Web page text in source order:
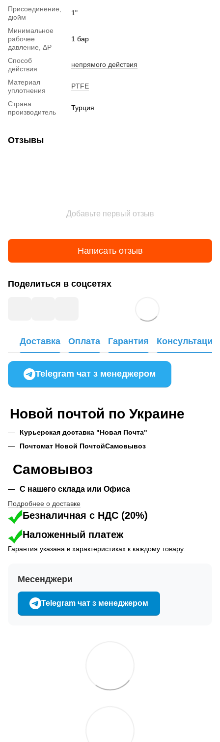
Присоединение,
дюйм
1"
Минимальное
рабочее
давление, ΔP
1 бар
Способ
действия
непрямого действия
Материал
уплотнения
PTFE
Страна
производитель
Турция
Отзывы
Добавьте первый отзыв
Написать отзыв
Поделиться в соцсетях
Доставка Оплата Гарантия Консультация
Telegram чат з менеджером
Новой почтой по Украине
Курьерская доставка "Новая Почта"
Почтомат Новой ПочтойСамовывоз
Самовывоз
С нашего склада или Офиса
Подробнее о доставке
Безналичная с НДС (20%)
Наложенный платеж
Гарантия указана в характеристиках к каждому товару.
Месенджери
Telegram чат з менеджером